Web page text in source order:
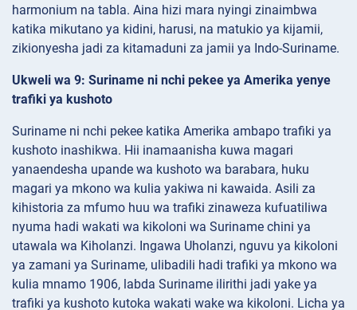
harmonium na tabla. Aina hizi mara nyingi zinaimbwa
katika mikutano ya kidini, harusi, na matukio ya kijamii,
zikionyesha jadi za kitamaduni za jamii ya Indo-Suriname.
Ukweli wa 9: Suriname ni nchi pekee ya Amerika yenye
trafiki ya kushoto
Suriname ni nchi pekee katika Amerika ambapo trafiki ya
kushoto inashikwa. Hii inamaanisha kuwa magari
yanaendesha upande wa kushoto wa barabara, huku
magari ya mkono wa kulia yakiwa ni kawaida. Asili za
kihistoria za mfumo huu wa trafiki zinaweza kufuatiliwa
nyuma hadi wakati wa kikoloni wa Suriname chini ya
utawala wa Kiholanzi. Ingawa Uholanzi, nguvu ya kikoloni
ya zamani ya Suriname, ulibadili hadi trafiki ya mkono wa
kulia mnamo 1906, labda Suriname ilirithi jadi yake ya
trafiki ya kushoto kutoka wakati wake wa kikoloni. Licha ya